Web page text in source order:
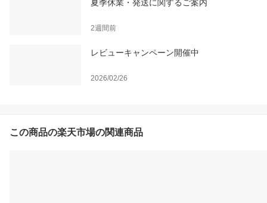
夏季休業・発送に関するご案内
2週間前
レビューキャンペーン開催中
2026/02/26
この商品の楽天市場の関連商品